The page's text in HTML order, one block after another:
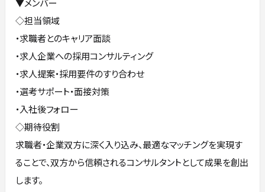
◇担当領域
・求職者とのキャリア面談
・求人企業への採用コンサルティング
・求人提案・採用要件のすり合わせ
・選考サポート・面接対策
・入社後フォロー
◇期待役割
求職者・企業双方に深く入り込み、最適なマッチングを実現す
ることで、双方から信頼されるコンサルタントとして成果を創出
します。